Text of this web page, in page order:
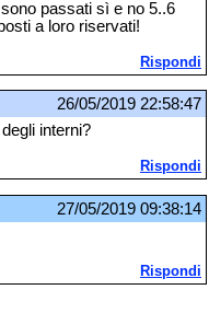
passati sì e no 5..6
a loro riservati!
Rispondi
26/05/2019 22:58:47
interni?
Rispondi
27/05/2019 09:38:14
Rispondi